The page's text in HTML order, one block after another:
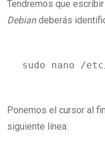
Tendremos que
Debiandeberás
sudo nano /
Ponemos el cursor al
siguiente línea: